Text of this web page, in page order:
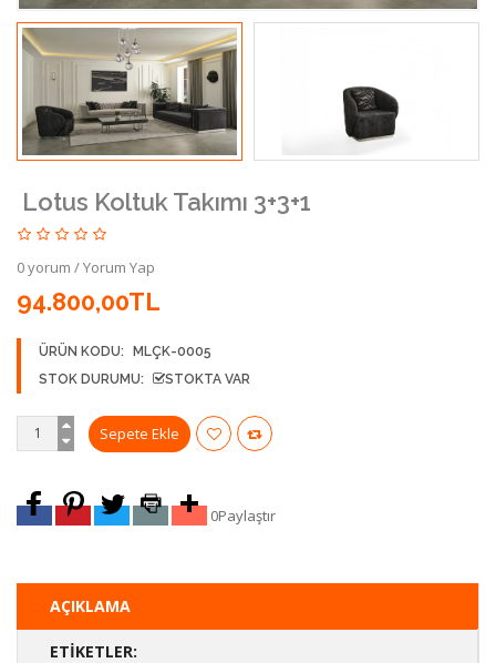
Lotus Koltuk Takımı 3+3+1
0 yorum /Yorum Yap
94.800,00TL
ÜRÜN KODU:
MLÇK-0005
STOK DURUMU:
STOKTA VAR
0Paylaştır
AÇIKLAMA
ETIKETLER: